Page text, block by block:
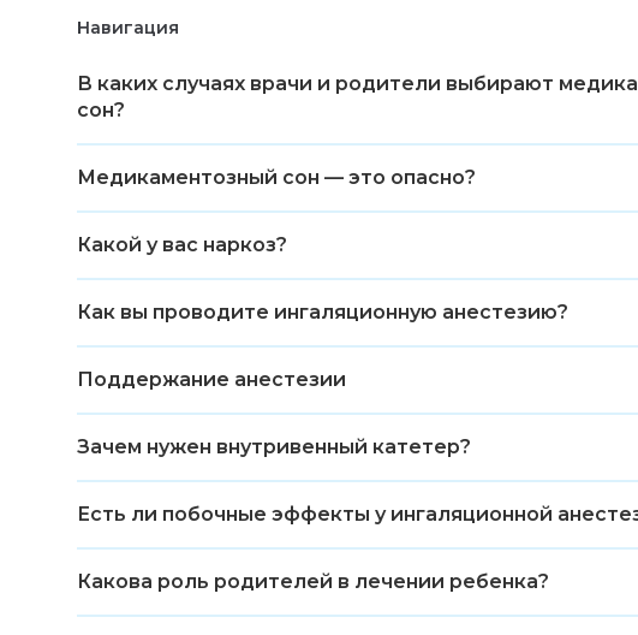
Навигация
В каких случаях врачи и родители выбирают
сон?
Медикаментозный сон — это опасно?
Какой у вас наркоз?
Как вы проводите ингаляционную анестезию?
Поддержание анестезии
Зачем нужен внутривенный катетер?
Есть ли побочные эффекты у ингаляционной
Какова роль родителей в лечении ребенка?